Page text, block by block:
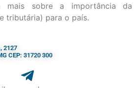
mais sobre a importância da
tributária) para o país.
2127
CEP: 31720 300